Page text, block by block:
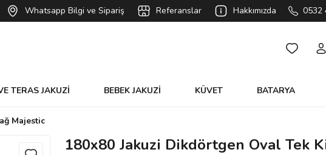
Whatsapp Bilgi ve Sipariş Referanslar Hakkımızda 0532
TERAS JAKUZİ BEBEK JAKUZİ KÜVET BATARYA
Majestic
180x80 Jakuzi Dikdörtgen Oval Tek